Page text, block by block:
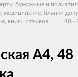
бумажные и
медицинские, бланки
книги отзывов
48 -
А4, 48